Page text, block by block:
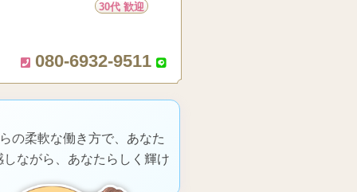
30代 歓迎
080-6932-9511
の柔軟な働き方で、あなた
ながら、あなたらしく輝け